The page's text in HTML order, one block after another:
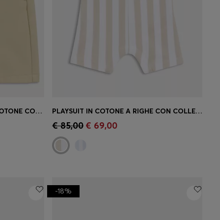
SALOPETTE PER BAMBINO IN COTONE CON LOGO STAMPATO
Acquisto rapido
taglia)
PLAYSUIT IN COTONE A RIGHE CON COLLETTO POLO
€ 85,00 € 69,00
-18%